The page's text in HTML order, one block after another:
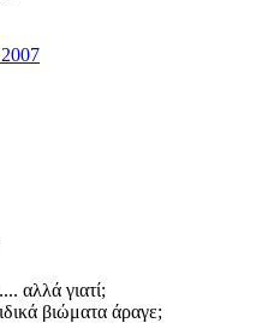
αλλά γιατί;
βιώματα άραγε;